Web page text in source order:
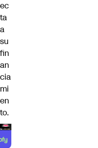
ec
ta
a
su
fin
an
cia
mi
en
to.